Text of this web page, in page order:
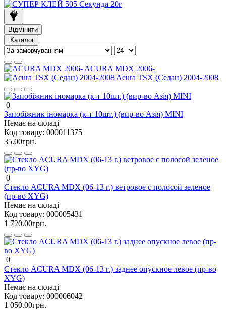
Відмінити
Каталог
ACURA MDX 2006-
Acura TSX (Седан) 2004-2008
0
Запобіжник іномарка (к-т 10шт.) (вир-во Азія) MINI
Немає на складі
Код товару: 000011375
35.00грн.
0
Стекло ACURA MDX (06-13 г.) ветровое с полосой зеленое
(пр-во XYG)
Немає на складі
Код товару: 000005431
1 720.00грн.
0
Стекло ACURA MDX (06-13 г.) заднее опускное левое (пр-во
XYG)
Немає на складі
Код товару: 000006042
1 050.00грн.